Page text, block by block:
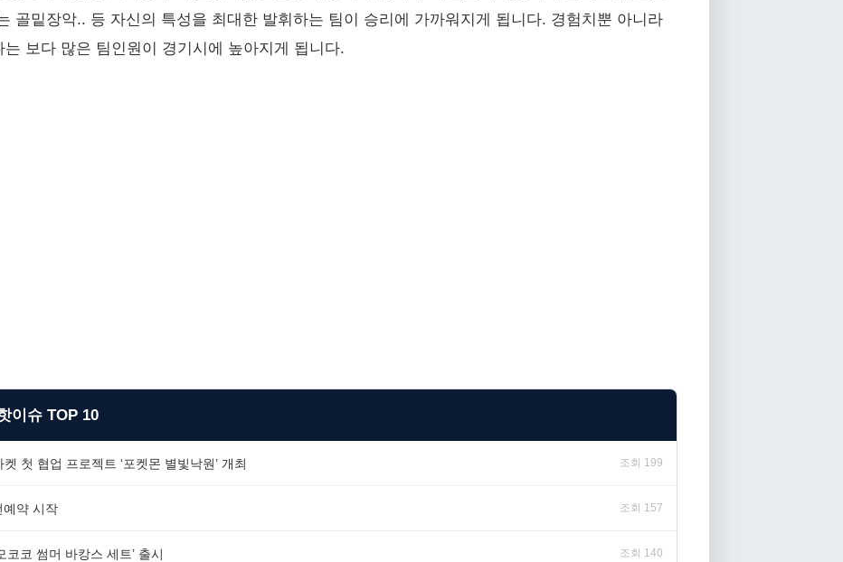
골밑장악.. 등 자신의 특성을 최대한 발휘하는 팀이 승리에 가까워지게 됩니다. 경험치뿐 아니라
보다 많은 팀인원이 경기시에 높아지게 됩니다.
이슈 TOP 10
첫 협업 프로젝트 ‘포켓몬 별빛낙원’ 개최 조회 199
예약 시작 조회 157
코코 썸머 바캉스 세트’ 출시 조회 140